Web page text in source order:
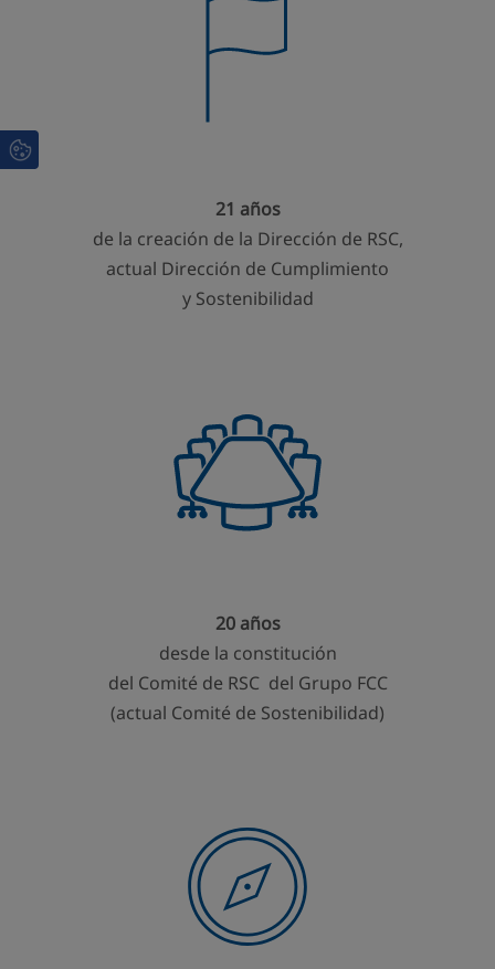
21 años
de la creación de la Dirección de RSC,
actual Dirección de Cumplimiento
y Sostenibilidad
20 años
desde la constitución
del Comité de RSC del Grupo FCC
(actual Comité de Sostenibilidad)